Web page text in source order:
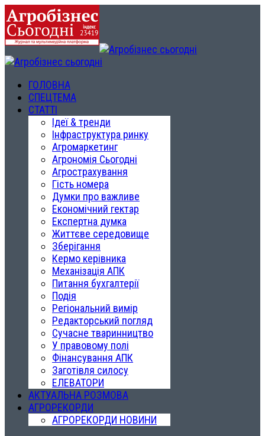
ГОЛОВНА
СПЕЦТЕМА
СТАТТІ
Ідеї & тренди
Інфраструктура ринку
Агромаркетинг
Агрономія Сьогодні
Агрострахування
Гість номера
Думки про важливе
Економічний гектар
Експертна думка
Життєве середовище
Зберігання
Кермо керівника
Механізація АПК
Питання бухгалтерії
Подія
Регіональний вимір
Редакторський погляд
Сучасне тваринництво
У правовому полі
Фінансування АПК
Заготівля силосу
ЕЛЕВАТОРИ
АКТУАЛЬНА РОЗМОВА
АГРОРЕКОРДИ
АГРОРЕКОРДИ НОВИНИ